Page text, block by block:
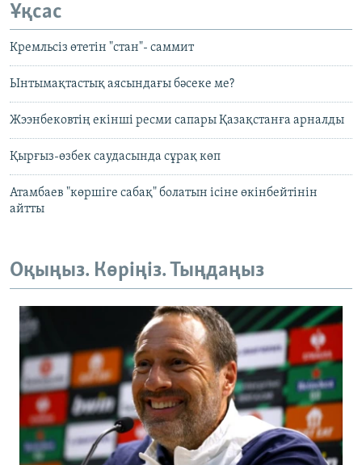
Ұқсас
Кремльсіз өтетін "стан"- саммит
Ынтымақтастық аясындағы бәсеке ме?
Жээнбековтің екінші ресми сапары Қазақстанға арналды
Қырғыз-өзбек саудасында сұрақ көп
Атамбаев "көршіге сабақ" болатын ісіне өкінбейтінін
айтты
Оқыңыз. Көріңіз. Тыңдаңыз